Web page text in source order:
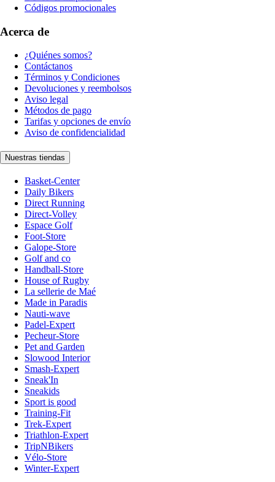
Códigos promocionales
Acerca de
¿Quiénes somos?
Contáctanos
Términos y Condiciones
Devoluciones y reembolsos
Aviso legal
Métodos de pago
Tarifas y opciones de envío
Aviso de confidencialidad
Nuestras tiendas
Basket-Center
Daily Bikers
Direct Running
Direct-Volley
Espace Golf
Foot-Store
Galope-Store
Golf and co
Handball-Store
House of Rugby
La sellerie de Maé
Made in Paradis
Nauti-wave
Padel-Expert
Pecheur-Store
Pet and Garden
Slowood Interior
Smash-Expert
Sneak'In
Sneakids
Sport is good
Training-Fit
Trek-Expert
Triathlon-Expert
TripNBikers
Vélo-Store
Winter-Expert